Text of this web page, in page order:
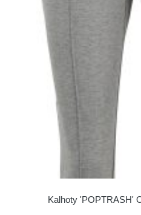
Kalhoty 'POPTRASH'